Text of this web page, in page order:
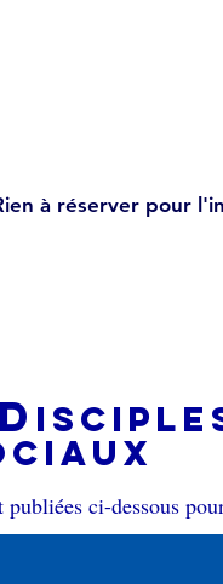
à réserver pour
d
publiées ci-dessous